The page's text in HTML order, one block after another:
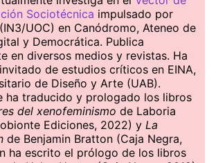
Sociotécnica impulsado por
(IN3/UOC) en Canódromo, Ateneo de
y Democrática. Publica
en diversos medios y revistas. Ha
de estudios críticos en EINA,
de Diseño y Arte (UAB).
ha traducido y prologado los libros
del xenofeminismo de Laboria
Ediciones, 2022) y La
de Benjamin Bratton (Caja Negra,
ha escrito el prólogo de los libros